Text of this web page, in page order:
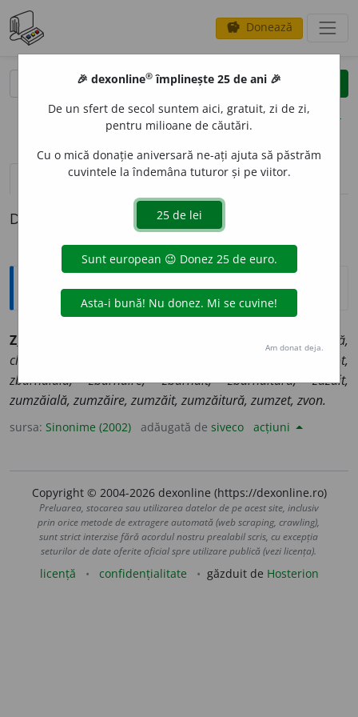
savings Donează
clear
opțiuni
definiții (1)
Definiția cu ID-ul 219355:
Sinonime
Z
bâzâială, bâzâire, bâzâit, bâzâitură, clipoceală,
clipocire, clipocit, murmur, susur, susurare, șoaptă, șopot,
zbârnâială, zbârnâire, zbârnâit, zbârnâitură, zâzâit,
zumzăială, zumzăire, zumzăit, zumzăitură, zumzet, zvon.
sursa: Sinonime (2002) adăugată de siveco acțiuni
Copyright © 2004-2026 dexonline (https://dexonline.ro)
Preluarea, stocarea sau utilizarea datelor de pe acest site, inclusiv
prin orice metode de extragere automată (web scraping, crawling),
sunt strict interzise fără acordul nostru prealabil scris, cu excepția
seturilor de date oferite oficial spre utilizare publică (vezi licența).
licență confidențialitate găzduit de Hosterion
🎉 dexonline® împlinește 25 de ani 🎉
De un sfert de secol suntem aici, gratuit, zi de zi,
pentru milioane de căutări.
Cu o mică donație aniversară ne-ați ajuta să păstrăm
cuvintele la îndemâna tuturor și pe viitor.
Am donat deja.